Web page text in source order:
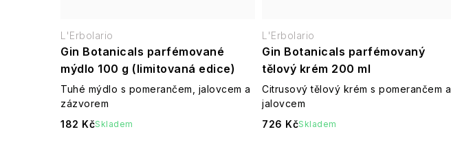
Gin Botanicals parfémované
mýdlo 100 g (limitovaná edice)
Tuhé mýdlo s pomerančem, jalovcem a
zázvorem
182 KčSkladem
L'Erbolario
Gin Botanicals parfémovaný
tělový krém 200 ml
Citrusový tělový krém s pomerančem a
jalovcem
726 KčSkladem
L'Erbolario